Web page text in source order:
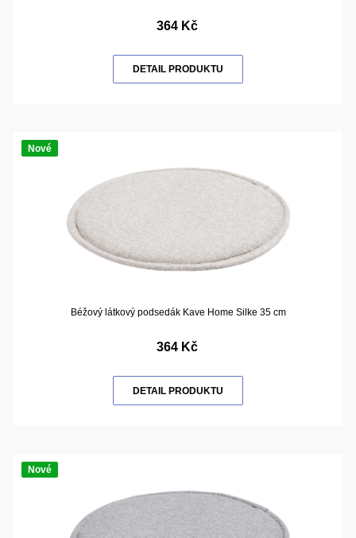
364 Kč
DETAIL PRODUKTU
Nové
Béžový látkový podsedák Kave Home Silke 35 cm
364 Kč
DETAIL PRODUKTU
Nové